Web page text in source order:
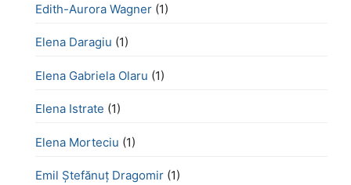
Edith-Aurora Wagner (1)
Elena Daragiu (1)
Elena Gabriela Olaru (1)
Elena Istrate (1)
Elena Morteciu (1)
Emil Ștefănuț Dragomir (1)